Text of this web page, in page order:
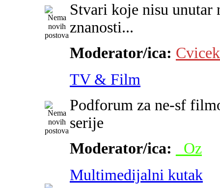
Stvari koje nisu unutar
znanosti...
Moderator/ica: Cvicek
TV & Film
Podforum za ne-sf
serije
Moderator/ica:
_Oz
Multimedijalni kutak